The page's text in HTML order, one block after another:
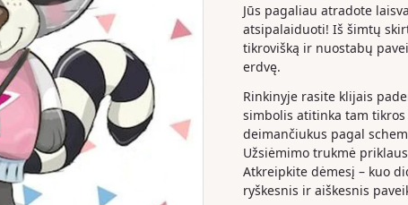
Jūs pagaliau atradote
atsipalaiduoti! Iš šimtų
tikrovišką ir nuostabų
erdvę.
Rinkinyje rasite klijais
simbolis atitinka tam
deimančiukus pagal
Užsiėmimo trukmė
Atkreipkite dėmesį – kuo
ryškesnis ir aiškesnis